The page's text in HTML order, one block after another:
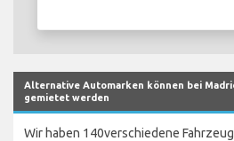
Alternative Automarken können bei
gemietet werden
Wir haben 140verschiedene